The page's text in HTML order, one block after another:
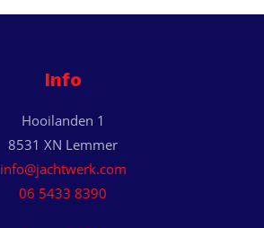
Info
Hooilanden 1
8531 XN Lemmer
info@jachtwerk.com
06 5433 8390